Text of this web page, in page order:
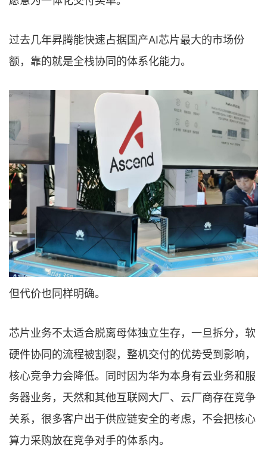
过去几年昇腾能快速占据国产AI芯片最大的市场份
额，靠的就是全栈协同的体系化能力。
但代价也同样明确。
芯片业务不太适合脱离母体独立生存，一旦拆分，软
硬件协同的流程被割裂，整机交付的优势受到影响，
核心竞争力会降低。同时因为华为本身有云业务和服
务器业务，天然和其他互联网大厂、云厂商存在竞争
关系，很多客户出于供应链安全的考虑，不会把核心
算力采购放在竞争对手的体系内。